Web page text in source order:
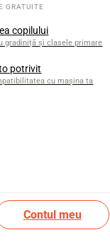
copilului
gradiniță și clasele primare
potrivit
cu mașina ta
Contul meu